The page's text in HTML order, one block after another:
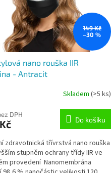
149 Kč
–30 %
nano rouška IIR
- Antracit
Skladem (>5 ks)
DPH
Do košíku
zdravotnická třívrstvá nano rouška
stupněm ochrany třídy IIR ve
provedení Nanomembrána